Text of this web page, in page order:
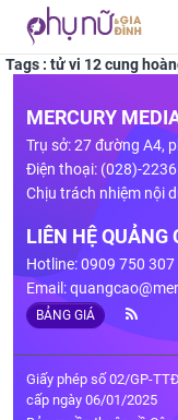
Tags : tử vi 12 cung
MERCURY
Trụ sở: 27 đường A4,
Điện thoại: (028)-
Chịu trách nhiệm nội
LIÊN HỆ QUẢNG
Hotline: 0909 750 307
Email:
BẢNG GIÁ
Giấy phép số 02/GP-
cấp ngày 06/01/2025